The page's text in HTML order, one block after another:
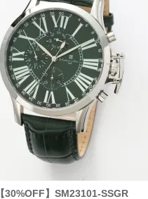
【30%OFF】SM23101-SSGR